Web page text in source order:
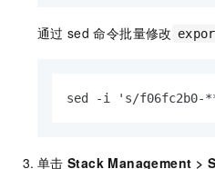
通过 sed 命令批量修改
sed -i 's/f06fc2b0-
单击 Stack Management >